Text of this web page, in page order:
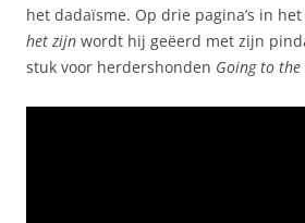
het dadaïsme. Op drie pagina’s in
het zijn wordt hij geëerd met zijn
stuk voor herdershonden Going to the